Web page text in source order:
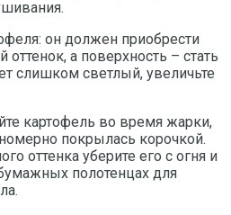
он должен приобрести
а поверхность – стать
слишком светлый, увеличьте
картофель во время жарки,
покрылась корочкой.
оттенка уберите его с огня и
полотенцах для